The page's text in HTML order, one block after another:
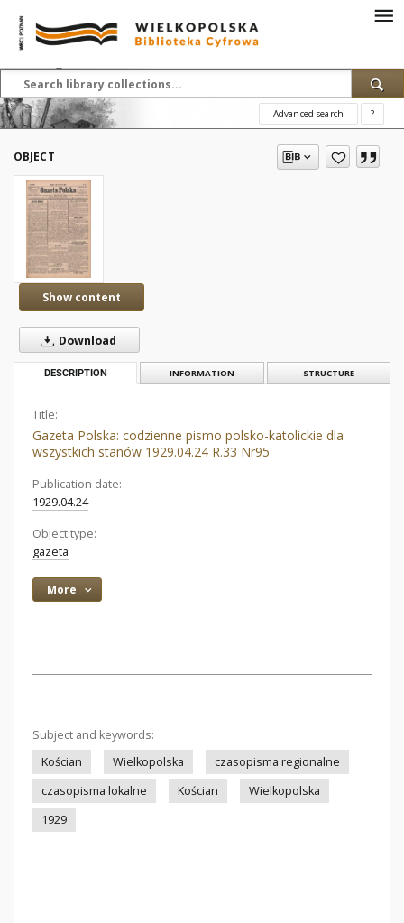
Advanced search ?
OBJECT
Show content
Download
DESCRIPTION INFORMATION STRUCTURE
Title:
Gazeta Polska: codzienne pismo polsko-katolickie dla
wszystkich stanów 1929.04.24 R.33 Nr95
Publication date:
1929.04.24
Object type:
gazeta
More
Subject and keywords:
Kościan
Wielkopolska
czasopisma regionalne
czasopisma lokalne
Kościan
Wielkopolska
1929